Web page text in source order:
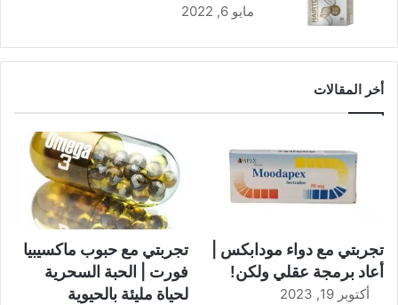
مايو 6, 2022
أخر المقالات
تجربتي مع دواء مودابكس |
أعاد برمجة عقلي ولكن!
أكتوبر 19, 2023
تجربتي مع حبوب ماكسيبيا
فورت | الحبة السحرية
لحياة مليئة بالحيوية